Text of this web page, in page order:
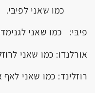
כמו שאני לפיבּי.
פיבּי: כמו שאני
אורלנדו: כמו שאני
רוזלינד: כמו שאני